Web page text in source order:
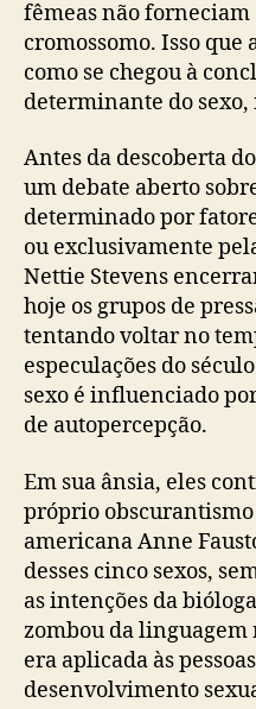
fêmeas não forneciam
cromossomo. Isso que
como se chegou à
determinante do
Antes da descoberta
um debate aberto
determinado por
ou exclusivamente
Nettie Stevens
hoje os grupos de
tentando voltar no
especulações do
sexo é influenciado
de autopercepção.
Em sua ânsia, eles
próprio
americana Anne
desses cinco sexos,
as intenções da
zombou da
era aplicada às
desenvolvimento